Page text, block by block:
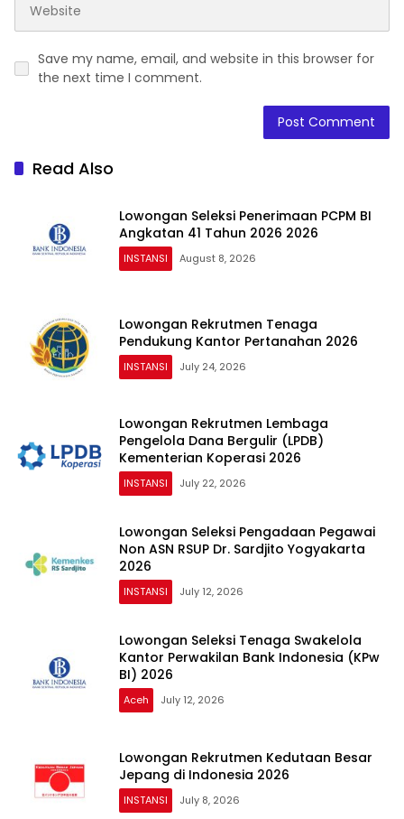
Save my name, email, and website in this browser for
the next time I comment.
Read Also
Lowongan Seleksi Penerimaan PCPM BI
Angkatan 41 Tahun 2026 2026
INSTANSI August 8, 2026
Lowongan Rekrutmen Tenaga
Pendukung Kantor Pertanahan 2026
INSTANSI July 24, 2026
Lowongan Rekrutmen Lembaga
Pengelola Dana Bergulir (LPDB)
Kementerian Koperasi 2026
INSTANSI July 22, 2026
Lowongan Seleksi Pengadaan Pegawai
Non ASN RSUP Dr. Sardjito Yogyakarta
2026
INSTANSI July 12, 2026
Lowongan Seleksi Tenaga Swakelola
Kantor Perwakilan Bank Indonesia (KPw
BI) 2026
Aceh July 12, 2026
Lowongan Rekrutmen Kedutaan Besar
Jepang di Indonesia 2026
INSTANSI July 8, 2026